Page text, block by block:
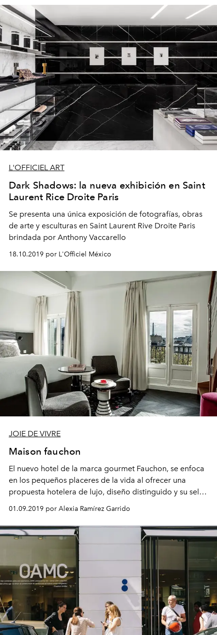
L'OFFICIEL ART
Dark Shadows: la nueva exhibición en Saint
Laurent Rice Droite Paris
Se presenta una única exposición de fotografías, obras
de arte y esculturas en Saint Laurent Rive Droite Paris
brindada por Anthony Vaccarello
18.10.2019 por L'Officiel México
JOIE DE VIVRE
Maison fauchon
El nuevo hotel de la marca gourmet Fauchon, se enfoca
en los pequeños placeres de la vida al ofrecer una
propuesta hotelera de lujo, diseño distinguido y su sello
01.09.2019 por Alexia Ramírez Garrido